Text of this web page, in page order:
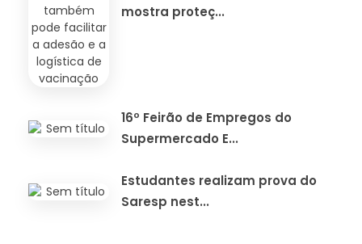
mostra proteç...
16º Feirão de Empregos do
Supermercado E...
Estudantes realizam prova do
Saresp nest...